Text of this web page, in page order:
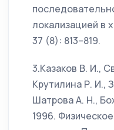
локализацией в
37 (8): 813–819.
3.Казаков В. И.,
Крутилина Р. И.,
Шатрова А. Н.,
1996.